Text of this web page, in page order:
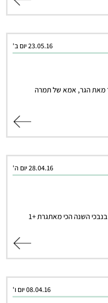
23.05.16 יום ב'
מאת הגר, אמא של תמרה
28.04.16 יום ה'
בנבכי השנה הכי מאתגרת +1
08.04.16 יום ו'